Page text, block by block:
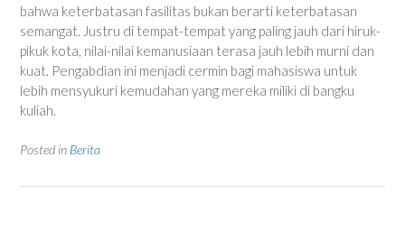
bahwa keterbatasan fasilitas bukan berarti keterbatasan
semangat. Justru di tempat-tempat yang paling jauh dari hiruk-
pikuk kota, nilai-nilai kemanusiaan terasa jauh lebih murni dan
kuat. Pengabdian ini menjadi cermin bagi mahasiswa untuk
lebih mensyukuri kemudahan yang mereka miliki di bangku
kuliah.
Posted in Berita